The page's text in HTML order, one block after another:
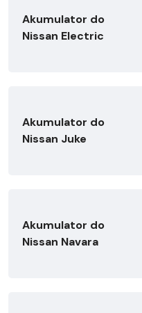
Akumulator do
Nissan Electric
Akumulator do
Nissan Juke
Akumulator do
Nissan Navara